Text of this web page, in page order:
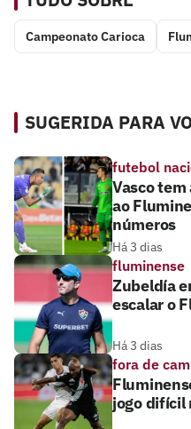
Campeonato Carioca
SUGERIDA PARA
futebol
Vasco
ao
números
Há 3 dias
fluminense
Zubeldía
escalar o
Há 3 dias
fora de
jogo difícil